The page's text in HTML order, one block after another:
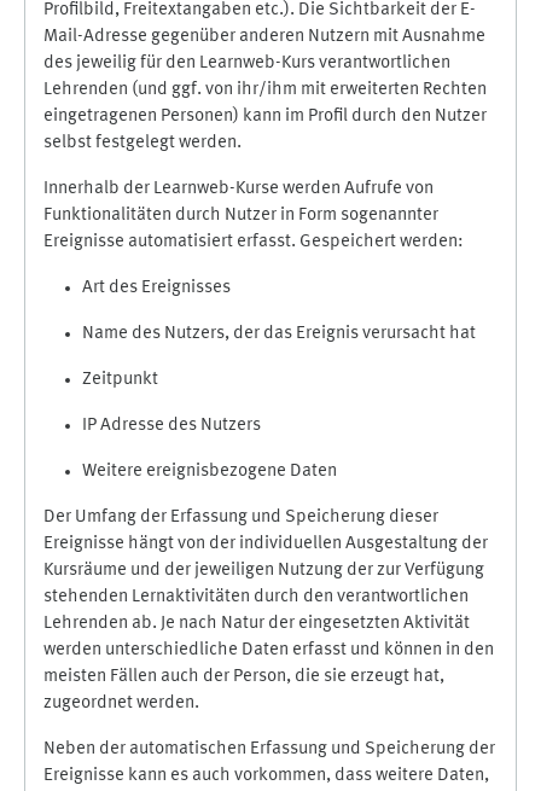
Profilbild, Freitextangaben etc.). Die Sichtbarkeit der E-
Mail-Adresse gegenüber anderen Nutzern mit Ausnahme
des jeweilig für den Learnweb-Kurs verantwortlichen
Lehrenden (und ggf. von ihr/ihm mit erweiterten Rechten
eingetragenen Personen) kann im Profil durch den Nutzer
selbst festgelegt werden.
Innerhalb der Learnweb-Kurse werden Aufrufe von
Funktionalitäten durch Nutzer in Form sogenannter
Ereignisse automatisiert erfasst. Gespeichert werden:
Art des Ereignisses
Name des Nutzers, der das Ereignis verursacht hat
Zeitpunkt
IP Adresse des Nutzers
Weitere ereignisbezogene Daten
Der Umfang der Erfassung und Speicherung dieser
Ereignisse hängt von der individuellen Ausgestaltung der
Kursräume und der jeweiligen Nutzung der zur Verfügung
stehenden Lernaktivitäten durch den verantwortlichen
Lehrenden ab. Je nach Natur der eingesetzten Aktivität
werden unterschiedliche Daten erfasst und können in den
meisten Fällen auch der Person, die sie erzeugt hat,
zugeordnet werden.
Neben der automatischen Erfassung und Speicherung der
Ereignisse kann es auch vorkommen, dass weitere Daten,